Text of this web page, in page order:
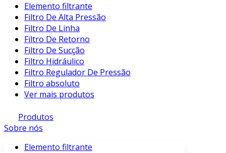
Elemento filtrante
Filtro De Alta Pressão
Filtro De Linha
Filtro De Retorno
Filtro De Sucção
Filtro Hidráulico
Filtro Regulador De Pressão
Filtro absoluto
Ver mais produtos
Produtos
Sobre nós
Elemento filtrante